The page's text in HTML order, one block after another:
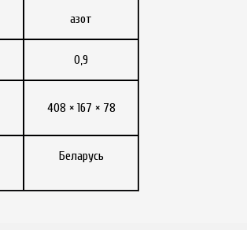
азот
0,9
408 × 167 × 78
Беларусь